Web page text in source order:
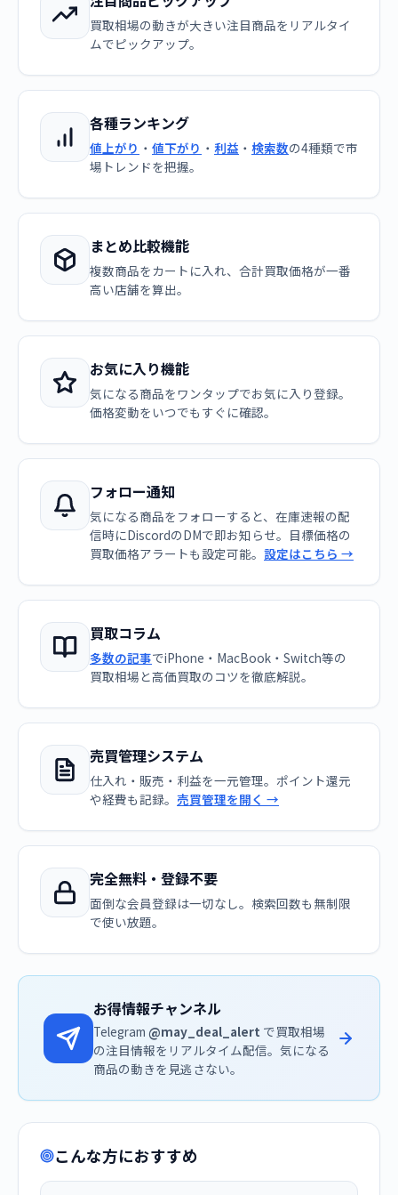
買取相場の動きが大きい注目商品をリアルタイ
ムでピックアップ。
各種ランキング
値上がり ・ 値下がり ・ 利益 ・ 検索数の4種類で市
場トレンドを把握。
まとめ比較機能
複数商品をカートに入れ、合計買取価格が一番
高い店舗を算出。
お気に入り機能
気になる商品をワンタップでお気に入り登録。
価格変動をいつでもすぐに確認。
フォロー通知
気になる商品をフォローすると、在庫速報の配
信時にDiscordのDMで即お知らせ。目標価格の
買取価格アラートも設定可能。 設定はこちら →
買取コラム
多数の記事でiPhone・MacBook・Switch等の
買取相場と高価買取のコツを徹底解説。
売買管理システム
仕入れ・販売・利益を一元管理。ポイント還元
や経費も記録。 売買管理を開く →
完全無料・登録不要
面倒な会員登録は一切なし。検索回数も無制限
で使い放題。
お得情報チャンネル
Telegram @may_deal_alert で買取相場
の注目情報をリアルタイム配信。気になる
商品の動きを見逃さない。
こんな方におすすめ